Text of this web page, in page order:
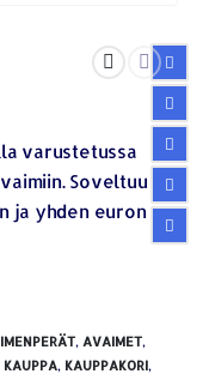
varustetussa
Soveltuu
ja yhden euron
, AVAIMET,
KAUPPA, KAUPPAKORI,